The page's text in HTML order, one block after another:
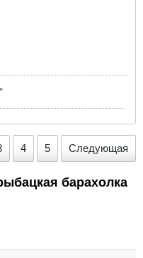
4 5 Следующая
барахолка